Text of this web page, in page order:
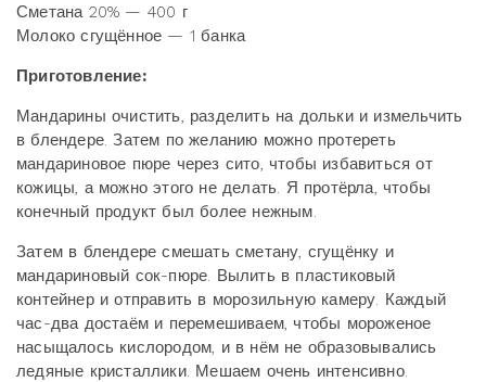
Сметана 20% — 400 г
Молоко сгущённое — 1 банка
Приготовление:
Мандарины очистить, разделить на дольки и измельчить
в блендере. Затем по желанию можно протереть
мандариновое пюре через сито, чтобы избавиться от
кожицы, а можно этого не делать. Я протёрла, чтобы
конечный продукт был более нежным.
Затем в блендере смешать сметану, сгущёнку и
мандариновый сок-пюре. Вылить в пластиковый
контейнер и отправить в морозильную камеру. Каждый
час-два достаём и перемешиваем, чтобы мороженое
насыщалось кислородом, и в нём не образовывались
ледяные кристаллики. Мешаем очень интенсивно.